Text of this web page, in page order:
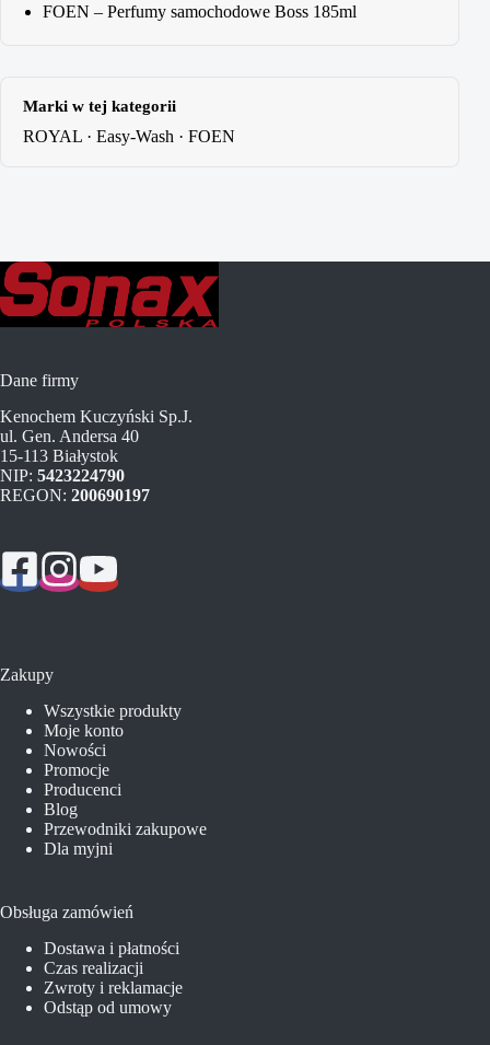
FOEN – Perfumy samochodowe Boss 185ml
Marki w tej kategorii
ROYAL · Easy-Wash · FOEN
Dane firmy
Kenochem Kuczyński Sp.J.
ul. Gen. Andersa 40
15-113 Białystok
NIP: 5423224790
REGON: 200690197
Zakupy
Wszystkie produkty
Moje konto
Nowości
Promocje
Producenci
Blog
Przewodniki zakupowe
Dla myjni
Obsługa zamówień
Dostawa i płatności
Czas realizacji
Zwroty i reklamacje
Odstąp od umowy